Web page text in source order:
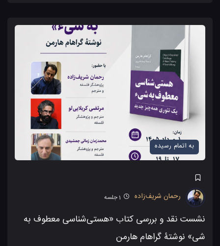
به اتمام رسیده
رحمان شریف‌زاده 1جلسه
نشست نقد و بررسی کتاب «هستی‌شناسی معطوف به
شی» نوشتۀ گراهام هارمن